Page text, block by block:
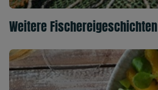
Weitere Fischereigeschichten